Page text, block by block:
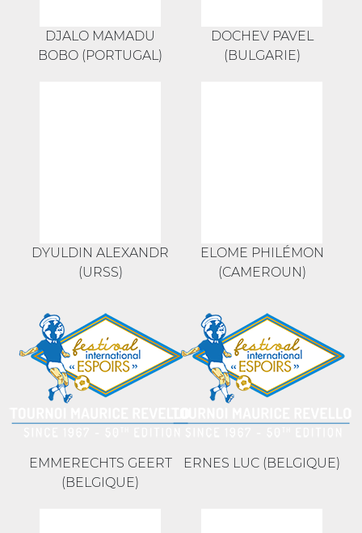
DJALO MAMADU
BOBO (PORTUGAL)
DOCHEV PAVEL
(BULGARIE)
DYULDIN ALEXANDR
(URSS)
ELOME PHILÉMON
(CAMEROUN)
EMMERECHTS GEERT
(BELGIQUE)
ERNES LUC (BELGIQUE)